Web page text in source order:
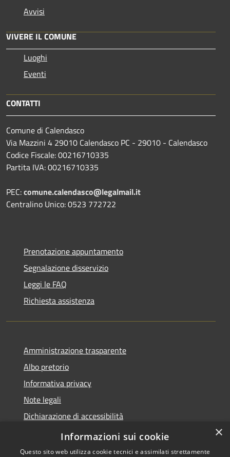
Avvisi
VIVERE IL COMUNE
Luoghi
Eventi
CONTATTI
Comune di Calendasco
Via Mazzini 4 29010 Calendasco PC - 29010 - Calendasco
Codice Fiscale: 00216710335
Partita IVA: 00216710335
PEC:comune.calendasco@legalmail.it
Centralino Unico: 0523 772722
Prenotazione appuntamento
Segnalazione disservizio
Leggi le FAQ
Richiesta assistenza
Amministrazione trasparente
Albo pretorio
Informativa privacy
Note legali
Dichiarazione di accessibilità
Piano di miglioramento del sito
×
Informazioni sui cookie
Questo sito web utilizza cookie tecnici e assimilati strettamente